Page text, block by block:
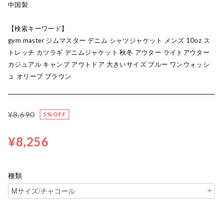
中国製
【検索キーワード】
gym master ジムマスター デニム シャツジャケット メンズ 10oz ス
トレッチ カツラギ デニムジャケット 秋冬 アウター ライトアウター
カジュアル キャンプ アウトドア 大きいサイズ ブルー ワンウォッシ
ュ オリーブ ブラウン
¥8,690 5%OFF
¥8,256
種類